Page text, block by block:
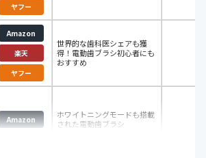
ヤフー
Amazon
楽天
ヤフー
世界的な歯科医シェアも獲
得！電動歯ブラシ初心者にも
おすすめ
Amazon
ホワイトニングモードも搭載
された電動歯ブラシ